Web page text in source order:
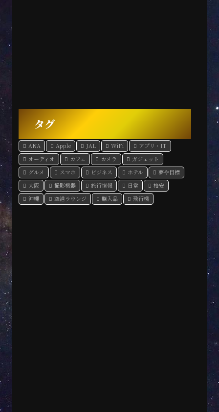
タグ
ANA Apple JAL WiFi
アプリ・IT
オーディオ
カフェ カメラ
ガジェット
グルメ
スマホ ビジネス ホテル
夢や目標
大阪
撮影機器 旅行情報 日常
格安
沖縄
空港ラウンジ 購入品 飛行機